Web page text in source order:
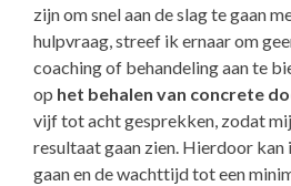
zijn om snel aan de slag te gaan
hulpvraag, streef ik ernaar om
coaching of behandeling aan te
op het behalen van concrete
vijf tot acht gesprekken, zodat
resultaat gaan zien. Hierdoor
gaan en de wachttijd tot een